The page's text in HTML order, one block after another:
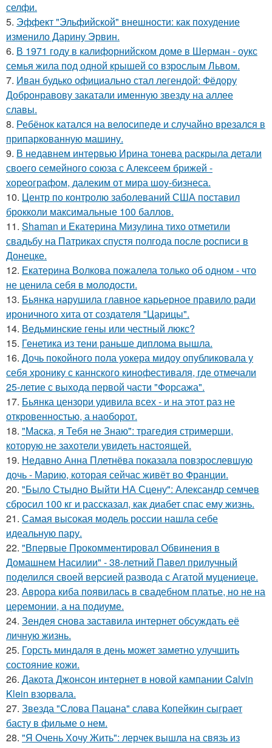
селфи.
5. Эффект "Эльфийской" внешности: как похудение
изменило Дарину Эрвин.
6. В 1971 году в калифорнийском доме в Шерман - оукс
семья жила под одной крышей со взрослым Львом.
7. Иван будько официально стал легендой: Фёдору
Добронравову закатали именную звезду на аллее
славы.
8. Ребёнок катался на велосипеде и случайно врезался в
припаркованную машину.
9. В недавнем интервью Ирина тонева раскрыла детали
своего семейного союза с Алексеем брижей -
хореографом, далеким от мира шоу-бизнеса.
10. Центр по контролю заболеваний США поставил
брокколи максимальные 100 баллов.
11. Shaman и Екатерина Мизулина тихо отметили
свадьбу на Патриках спустя полгода после росписи в
Донецке.
12. Екатерина Волкова пожалела только об одном - что
не ценила себя в молодости.
13. Бьянка нарушила главное карьерное правило ради
ироничного хита от создателя "Царицы".
14. Ведьминские гены или честный люкс?
15. Генетика из тени раньше диплома вышла.
16. Дочь покойного пола уокера мидоу опубликовала у
себя хронику с каннского кинофестиваля, где отмечали
25-летие с выхода первой части "Форсажа".
17. Бьянка цензори удивила всех - и на этот раз не
откровенностью, а наоборот.
18. "Маска, я Тебя не Знаю": трагедия стримерши,
которую не захотели увидеть настоящей.
19. Недавно Анна Плетнёва показала повзрослевшую
дочь - Марию, которая сейчас живёт во Франции.
20. "Было Стыдно Выйти НА Сцену": Александр семчев
сбросил 100 кг и рассказал, как диабет спас ему жизнь.
21. Самая высокая модель россии нашла себе
идеальную пару.
22. "Впервые Прокомментировал Обвинения в
Домашнем Насилии" - 38-летний Павел прилучный
поделился своей версией развода с Агатой муцениеце.
23. Аврора киба появилась в свадебном платье, но не на
церемонии, а на подиуме.
24. Зендея снова заставила интернет обсуждать её
личную жизнь.
25. Горсть миндаля в день может заметно улучшить
состояние кожи.
26. Дакота Джонсон интернет в новой кампании Calvin
Klein взорвала.
27. Звезда "Слова Пацана" слава Копейкин сыграет
басту в фильме о нем.
28. "Я Очень Хочу Жить": лерчек вышла на связь из